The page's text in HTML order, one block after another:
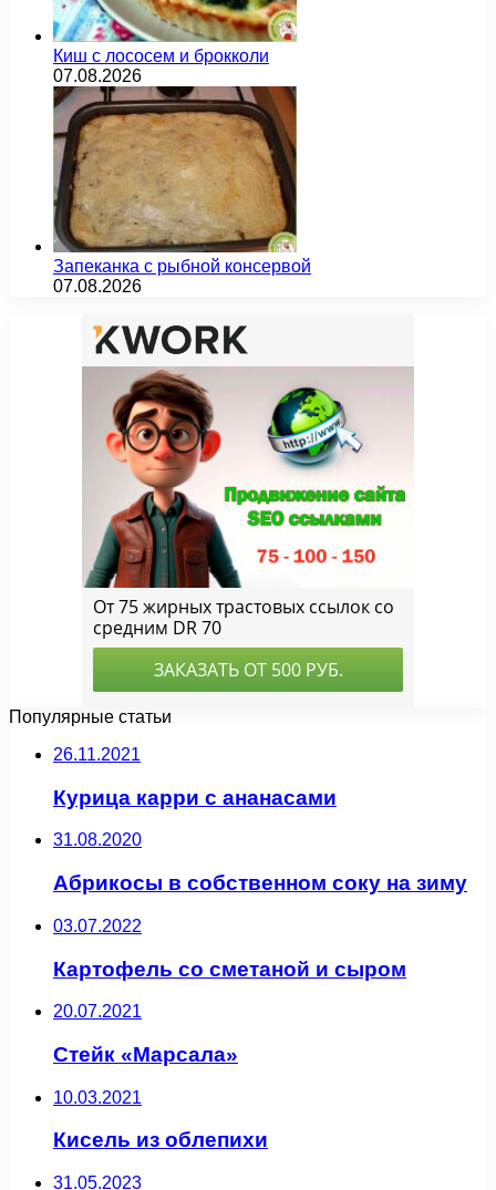
Киш с лососем и брокколи
07.08.2026
Запеканка с рыбной консервой
07.08.2026
Популярные статьи
26.11.2021
Курица карри с ананасами
31.08.2020
Абрикосы в собственном соку на зиму
03.07.2022
Картофель со сметаной и сыром
20.07.2021
Стейк «Марсала»
10.03.2021
Кисель из облепихи
31.05.2023